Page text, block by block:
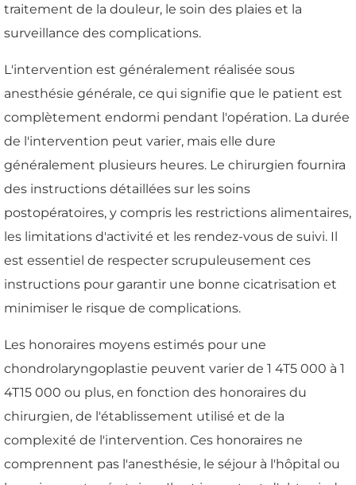
traitement de la douleur, le soin des plaies et la
surveillance des complications.
L'intervention est généralement réalisée sous
anesthésie générale, ce qui signifie que le patient est
complètement endormi pendant l'opération. La durée
de l'intervention peut varier, mais elle dure
généralement plusieurs heures. Le chirurgien fournira
des instructions détaillées sur les soins
postopératoires, y compris les restrictions alimentaires,
les limitations d'activité et les rendez-vous de suivi. Il
est essentiel de respecter scrupuleusement ces
instructions pour garantir une bonne cicatrisation et
minimiser le risque de complications.
Les honoraires moyens estimés pour une
chondrolaryngoplastie peuvent varier de 1 4T5 000 à 1
4T15 000 ou plus, en fonction des honoraires du
chirurgien, de l'établissement utilisé et de la
complexité de l'intervention. Ces honoraires ne
comprennent pas l'anesthésie, le séjour à l'hôpital ou